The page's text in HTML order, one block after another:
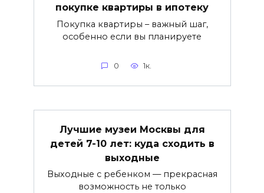
покупке квартиры в ипотеку
Покупка квартиры – важный шаг,
особенно если вы планируете
0 1к.
Лучшие музеи Москвы для
детей 7-10 лет: куда сходить в
выходные
Выходные с ребенком — прекрасная
возможность не только